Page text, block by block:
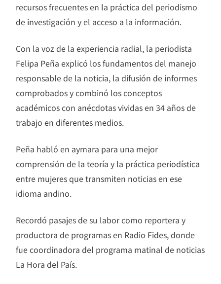
recursos frecuentes en la práctica del periodismo
de investigación y el acceso a la información.
Con la voz de la experiencia radial, la periodista
Felipa Peña explicó los fundamentos del manejo
responsable de la noticia, la difusión de informes
comprobados y combinó los conceptos
académicos con anécdotas vividas en 34 años de
trabajo en diferentes medios.
Peña habló en aymara para una mejor
comprensión de la teoría y la práctica periodística
entre mujeres que transmiten noticias en ese
idioma andino.
Recordó pasajes de su labor como reportera y
productora de programas en Radio Fides, donde
fue coordinadora del programa matinal de noticias
La Hora del País.